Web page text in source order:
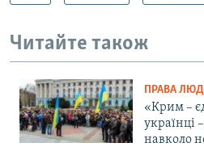
Читайте також
ПРАВА
«Крим –
українці
навколо